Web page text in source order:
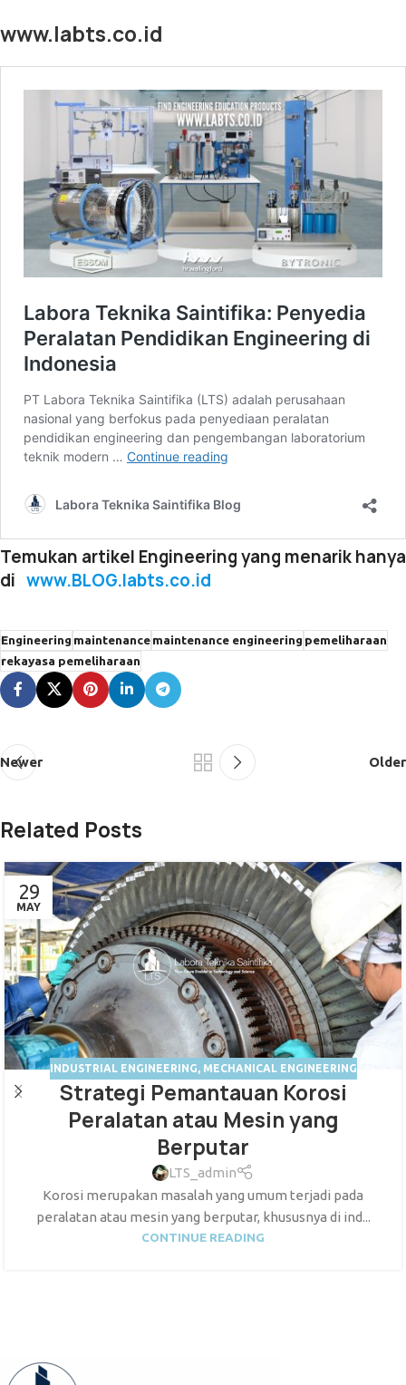
www.labts.co.id
Temukan artikel Engineering yang menarik hanya
di www.BLOG.labts.co.id
Engineeringmaintenancemaintenance engineeringpemeliharaan
rekayasa pemeliharaan
Newer Older
Related Posts
29
MAY
INDUSTRIAL ENGINEERING, MECHANICAL ENGINEERING
Strategi Pemantauan Korosi
Peralatan atau Mesin yang
Berputar
LTS_admin
Korosi merupakan masalah yang umum terjadi pada
peralatan atau mesin yang berputar, khususnya di ind...
CONTINUE READING